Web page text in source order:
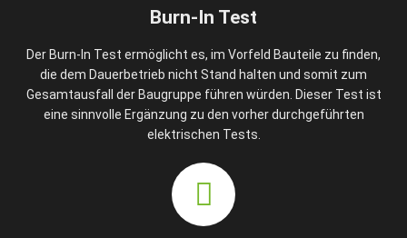
Burn-In Test
Der Burn-In Test ermöglicht es, im Vorfeld Bauteile zu finden,
die dem Dauerbetrieb nicht Stand halten und somit zum
Gesamtausfall der Baugruppe führen würden. Dieser Test ist
eine sinnvolle Ergänzung zu den vorher durchgeführten
elektrischen Tests.